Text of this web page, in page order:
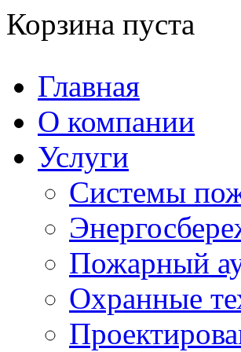
Корзина пуста
Главная
О компании
Услуги
Системы
Пожарный
Охранные